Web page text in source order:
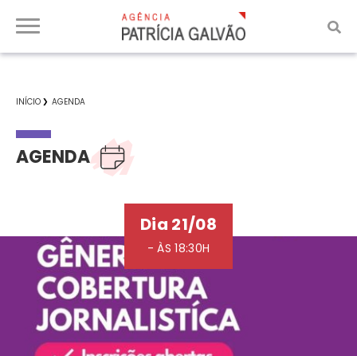
INÍCIO AGENDA
AGENDA
Dia 21/08
- ÀS 18:30H